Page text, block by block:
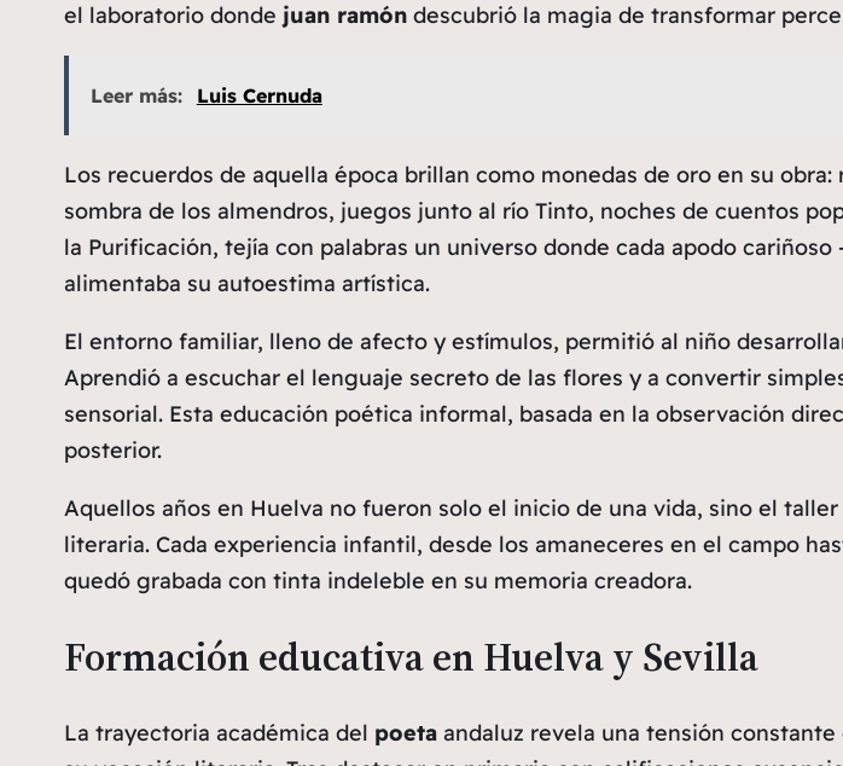
el laboratorio donde juan ramóndescubrió la magia de transformar
Leer más: Luis Cernuda
Los recuerdos de aquella época brillan como monedas de oro en su obra:
sombra de los almendros, juegos junto al río Tinto, noches de cuentos
la Purificación, tejía con palabras un universo donde cada apodo cariñoso
alimentaba su autoestima artística.
El entorno familiar, lleno de afecto y estímulos, permitió al niño
Aprendió a escuchar el lenguaje secreto de las flores y a convertir
sensorial. Esta educación poética informal, basada en la observación
posterior.
Aquellos años en Huelva no fueron solo el inicio de una vida, sino el
literaria. Cada experiencia infantil, desde los amaneceres en el campo
quedó grabada con tinta indeleble en su memoria creadora.
Formación educativa en Huelva y Sevilla
La trayectoria académica del poetaandaluz revela una tensión